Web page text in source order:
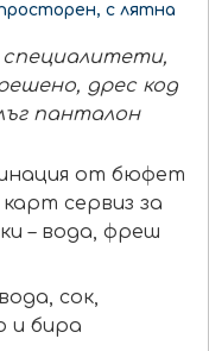
с лятна
специалитети,
дрес код
панталон
от бюфет
сервиз за
– вода, фреш
сок,
и бира